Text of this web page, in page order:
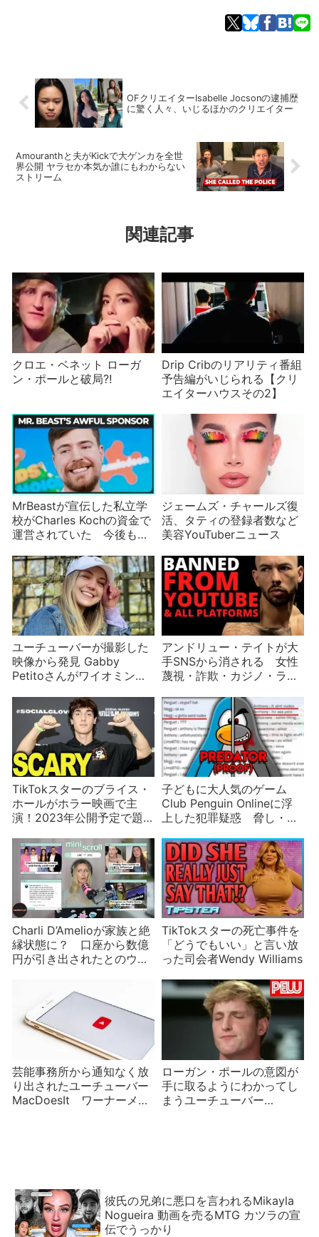
OFクリエイターIsabelle Jocsonの逮捕歴
に驚く人々、いじるほかのクリエイター
Amouranthと夫がKickで大ゲンカを全世
界公開 ヤラセか本気か誰にもわからない
ストリーム
関連記事
クロエ・ベネット ローガ
ン・ポールと破局⁈
Drip Cribのリアリティ番組
予告編がいじられる【クリ
エイターハウスその2】
MrBeastが宣伝した私立学
校がCharles Kochの資金で
運営されていた 今後も動
ジェームズ・チャールズ復
活、タティの登録者数など
美容YouTuberニュース
ユーチューバーが撮影した
映像から発見 Gabby
Petitoさんがワイオミング
アンドリュー・テイトが大
手SNSから消される 女性
蔑視・詐欺・カジノ・ライ
れ？
TikTokスターのブライス・
ホールがホラー映画で主
演！2023年公開予定で題
子どもに大人気のゲーム
Club Penguin Onlineに浮
上した犯罪疑惑 脅し・サ
っ取り・児童虐待…
Charli D’Amelioが家族と絶
縁状態に？ 口座から数億
円が引き出されたとのウワ
TikTokスターの死亡事件を
「どうでもいい」と言い放
った司会者Wendy Williams
芸能事務所から通知なく放
り出されたユーチューバー
MacDoesIt ワーナーメデ
ローガン・ポールの意図が
手に取るようにわかってし
まうユーチューバー
彼氏の兄弟に悪口を言われるMikayla
Nogueira 動画を売るMTG カツラの宣
伝でうっかり